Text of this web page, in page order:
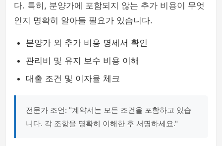
다. 특히, 분양가에 포함되지 않는 추가 비용이 무엇
인지 명확히 알아둘 필요가 있습니다.
분양가 외 추가 비용 명세서 확인
관리비 및 유지 보수 비용 이해
대출 조건 및 이자율 체크
전문가 조언: "계약서는 모든 조건을 포함하고 있습
니다. 각 조항을 명확히 이해한 후 서명하세요."